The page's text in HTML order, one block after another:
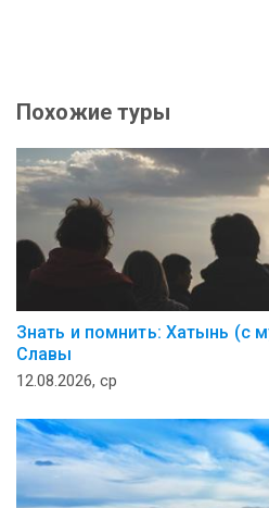
Похожие туры
Знать и помнить: Хатынь (с
Славы
12.08.2026, ср